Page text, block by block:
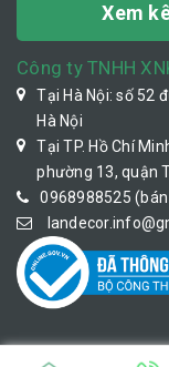
Xem
Công ty TNHH
Tại Hà Nội: số 52
Hà Nội
Tại TP. Hồ Chí
phường 13, quận
0968988525